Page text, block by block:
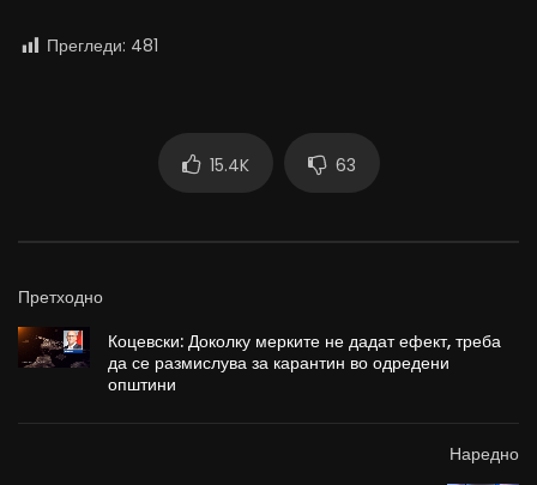
Прегледи: 481
15.4K 63
Претходно
Коцевски: Доколку мерките не дадат ефект, треба
да се размислува за карантин во одредени
општини
Наредно